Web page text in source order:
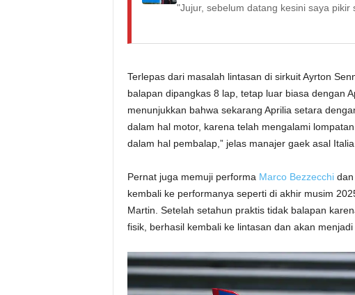
"Jujur, sebelum datang kesini saya pikir
Terlepas dari masalah lintasan di sirkuit Ayrton
balapan dipangkas 8 lap, tetap luar biasa dengan
menunjukkan bahwa sekarang Aprilia setara
dalam hal motor, karena telah mengalami
dalam hal pembalap,” jelas manajer gaek asal Italia
Pernat juga memuji performa Marco Bezzecchidan
kembali ke performanya seperti di akhir musim
Martin. Setelah setahun praktis tidak balapan
fisik, berhasil kembali ke lintasan dan akan menjadi